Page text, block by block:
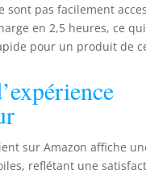
sont pas facilement
en 2,5 heures, ce
pour un produit de
sur Amazon affiche
reflétant une